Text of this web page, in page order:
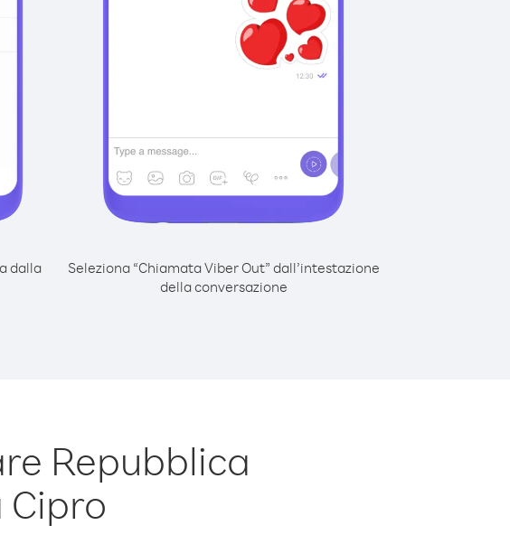
dalla
Seleziona “Chiamata Viber Out” dall’intestazione
della conversazione
Repubblica